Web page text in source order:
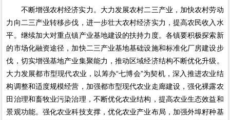
不断增强农村经济实力。大力发展农村二三产业，加快农村劳动
力向二三产业转移步伐，进一步壮大农村经济实力，提高农民收入水
平。继续加大对重点镇产业基地建设的扶持力度。各镇要积极探索新
的市场化融资途径，加快二三产业基地基础设施和标准化厂房建设步
伐，切实增强基地产业集聚能力，推动区域经济结构不断优化升级。
大力发展都市型现代农业，以筹办“七博会”为契机，深入推进农业结
构调整和适度规模经营，加强都市型现代农业走廊建设，强化裸露农
田治理和畜牧业污染治理，不断优化农业结构，提高农业生态效益和
景观功能。强化农业科技支撑，优化农业产业布局，加强外埠籽种基